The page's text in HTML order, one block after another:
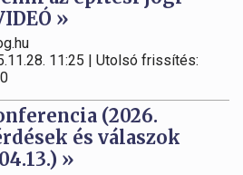
»
11:25 | Utolsó frissítés:
(2026.
és válaszok
»